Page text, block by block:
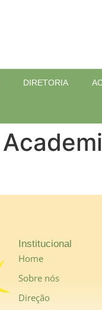
DIRETORIA
Institucional
Home
Sobre nós
Direção